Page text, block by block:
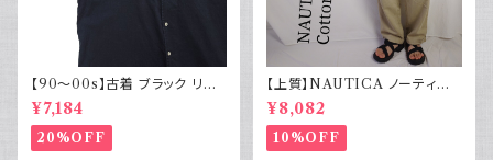
【90～00s】古着 ブラック リネ
ンコットンシャツ 黒 ボックスシ
ルエット
¥7,184
20%OFF
【上質】NAUTICA ノーティカ
コットンリネンパンツ ツータック
¥8,082
10%OFF